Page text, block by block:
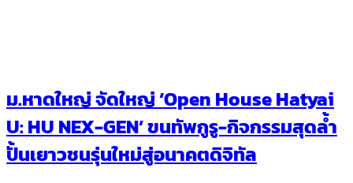
ม.หาดใหญ่ จัดใหญ่ ‘Open House Hatyai
U: HU NEX-GEN’ ขนทัพกูรู-กิจกรรมสุดล้ำ
ปั้นเยาวชนรุ่นใหม่สู่อนาคตดิจิทัล